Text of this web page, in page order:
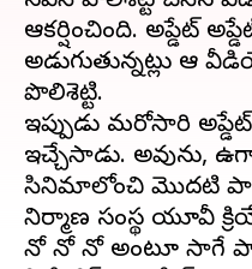
ఆకర్షించింది. అప్డేట్
అడుగుతున్నట్లు ఆ
పొలిశెట్టి.
ఇప్పుడు మరోసారి
ఇచ్చేసాడు. అవును,
సినిమాలోంచి మొదటి
నిర్మాణ సంస్థ యూవీ
నో నో నో అంటూ సాగే